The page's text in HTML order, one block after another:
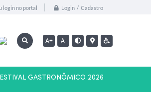
login no portal Login / Cadastro
A+ A-
GASTRONÔMICO 2026